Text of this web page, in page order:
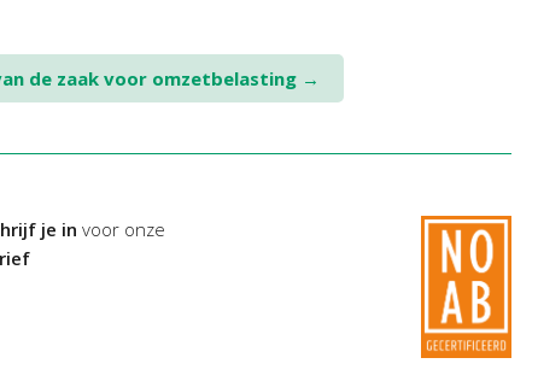
de zaak voor omzetbelasting →
je in voor onze